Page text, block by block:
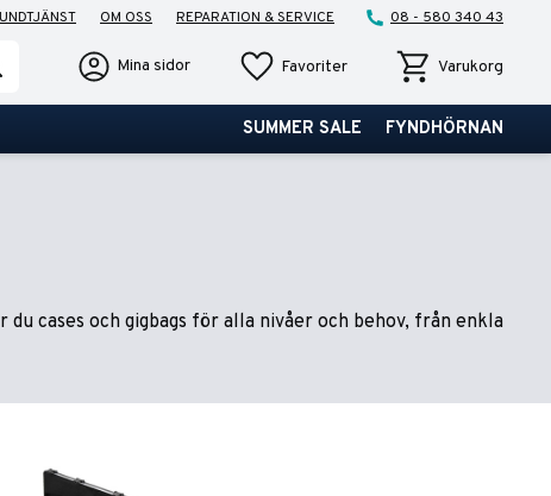
OM OSS REPARATION & SERVICE 08 - 580 340 43
Mina sidor FavoriterFavoriter KundvagnVarukorg
SUMMER SALE FYNDHÖRNAN
cases och gigbags för alla nivåer och behov, från enkla